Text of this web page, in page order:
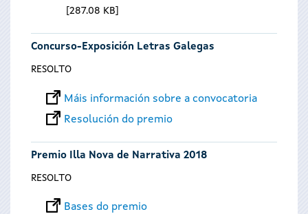
287.08 KB
Concurso-Exposición Letras Galegas
RESOLTO
Máis información sobre a convocatoria
Resolución do premio
Premio Illa Nova de Narrativa 2018
RESOLTO
Bases do premio